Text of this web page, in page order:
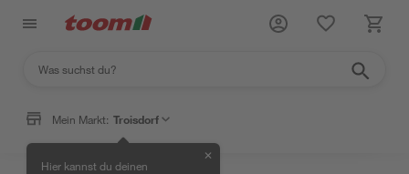
Mein Markt: Troisdorf
Hier kannst du deinen
✕